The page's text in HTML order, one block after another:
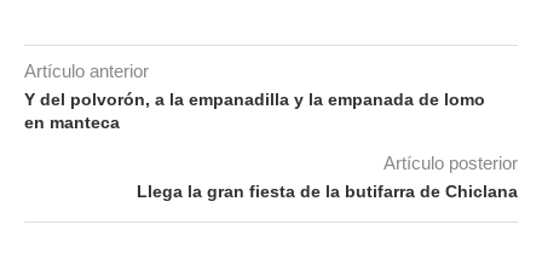
Artículo anterior
Y del polvorón, a la empanadilla y la empanada de lomo
en manteca
Artículo posterior
Llega la gran fiesta de la butifarra de Chiclana